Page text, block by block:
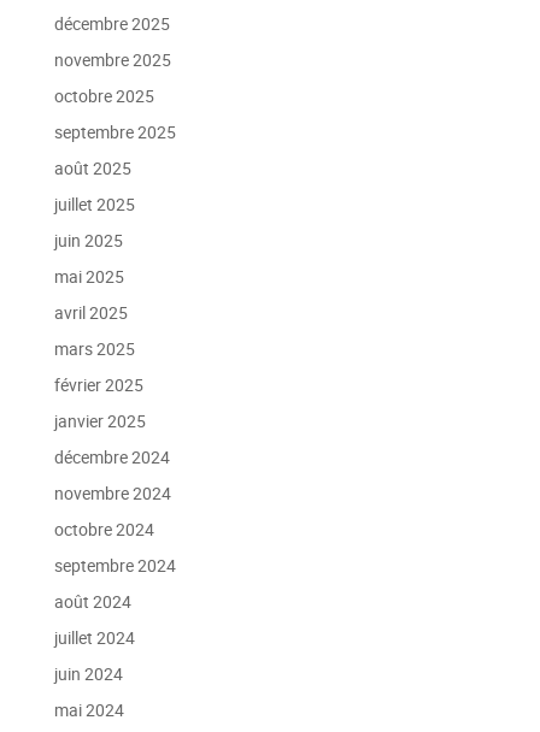
décembre 2025
novembre 2025
octobre 2025
septembre 2025
août 2025
juillet 2025
juin 2025
mai 2025
avril 2025
mars 2025
février 2025
janvier 2025
décembre 2024
novembre 2024
octobre 2024
septembre 2024
août 2024
juillet 2024
juin 2024
mai 2024